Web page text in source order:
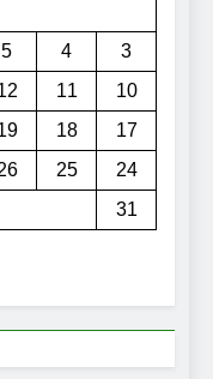
3
4
5
10
11
17
18
24
25
31